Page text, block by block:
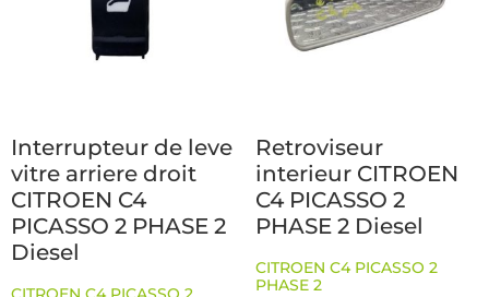
Interrupteur de leve
vitre arriere droit
CITROEN C4
PICASSO 2 PHASE 2
Diesel
Retroviseur
interieur CITROEN
C4 PICASSO 2
PHASE 2 Diesel
CITROEN C4 PICASSO 2
PHASE 2